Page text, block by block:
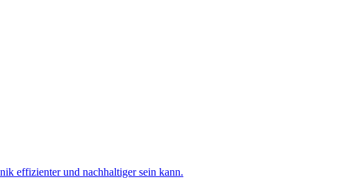
effizienter und nachhaltiger sein kann.